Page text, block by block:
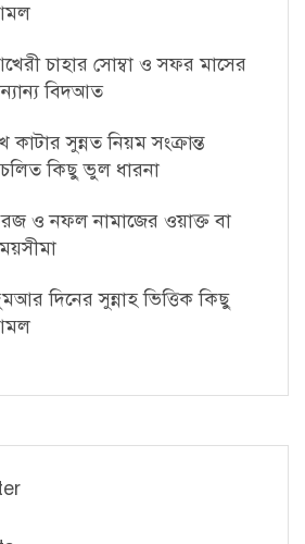
চাহার সোম্বা ও সফর মাসের
বিদআত
কাটার সুন্নত নিয়ম সংক্রান্ত
কিছু ভুল ধারনা
ও নফল নামাজের ওয়াক্ত বা
দিনের সুন্নাহ ভিত্তিক কিছু